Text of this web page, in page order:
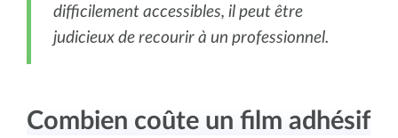
difficilement accessibles, il peut être
judicieux de recourir à un professionnel.
Combien coûte un film adhésif